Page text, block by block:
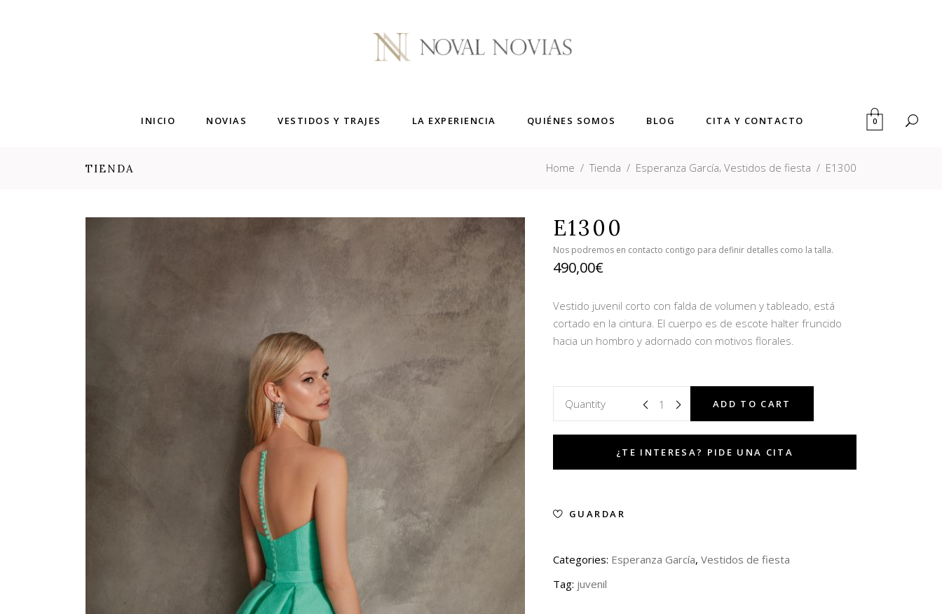
INICIO NOVIAS VESTIDOS Y TRAJES LA EXPERIENCIA QUIÉNES SOMOS BLOG CITA Y CONTACTO 0
TIENDA Home /Tienda / Esperanza García, Vestidos de fiesta / E1300
E1300
Nos podremos en contacto contigo para definir detalles como la talla.
490,00€
Vestido juvenil corto con falda de volumen y tableado, está
cortado en la cintura. El cuerpo es de escote halter fruncido
hacia un hombro y adornado con motivos florales.
Quantity ADD TO CART
GUARDAR
Categories: Esperanza García, Vestidos de fiesta
Tag: juvenil